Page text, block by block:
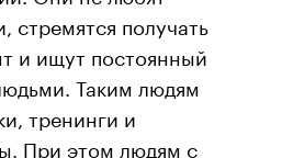
стремятся получать
и ищут постоянный
Таким людям
тренинги и
При этом людям с